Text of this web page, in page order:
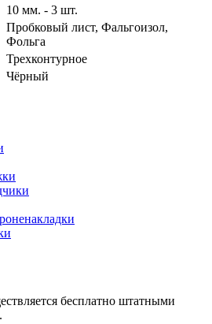
10 мм. - 3 шт.
Пробковый лист, Фальгоизол,
Фольга
Трехконтурное
Чёрный
бесплатно штатными